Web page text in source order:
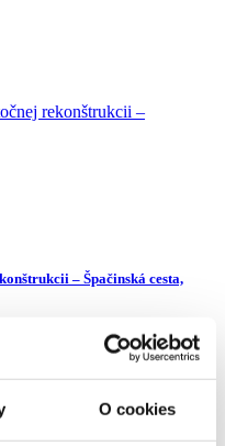
O cookies
– Špačinská cesta,